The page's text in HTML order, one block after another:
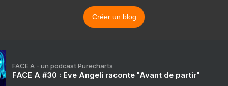
Créer un blog
FACE A - un podcast Purecharts
FACE A #30 : Eve Angeli raconte "Avant de partir"